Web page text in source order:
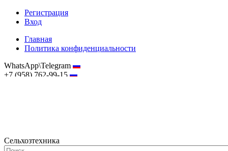
Регистрация
Вход
Главная
Политика конфиденциальности
WhatsApp\Telegram
+7 (958) 762-99-15
Сельхозтехника